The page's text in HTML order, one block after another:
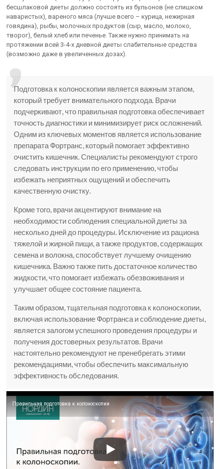
бесшлаковой диеты должно состоять из бульонов (не слишком
наваристых), вареного мяса (лучше всего – курица, нежирная
говядина), рыбы, молочных продуктов (сыр, масло, молоко,
творог), белый хлеб или печенье. Также нужно принимать на
протяжении всей 3-4-х дневной диеты слабительные средства
(возможно даже в увеличенных дозах).
Подготовка к колоноскопии является важным этапом,
который требует внимательного подхода. Врачи
подчеркивают, что правильная подготовка обеспечивает
точность диагностики и минимизирует риск осложнений.
Одним из ключевых моментов является использование
препарата Фортранс, который помогает эффективно
очистить кишечник. Специалисты рекомендуют строго
следовать инструкции по его применению, чтобы
избежать неприятных ощущений и обеспечить
качественную очистку.
Кроме того, врачи акцентируют внимание на
необходимости соблюдения специальной диеты за
несколько дней до процедуры. Исключение из рациона
тяжелой и жирной пищи, а также продуктов, содержащих
семена и волокна, способствует лучшему очищению
кишечника. Важно также пить достаточное количество
жидкости, что помогает избежать обезвоживания и
улучшает общее состояние пациента.
Таким образом, тщательная подготовка к колоноскопии,
включая использование Фортранса и соблюдение диеты,
является залогом успешного проведения процедуры и
получения достоверных результатов. Врачи
настоятельно рекомендуют не пренебрегать этими
рекомендациями, чтобы обеспечить максимальную
эффективность обследования.
Правильная подготовка к колоноскопии